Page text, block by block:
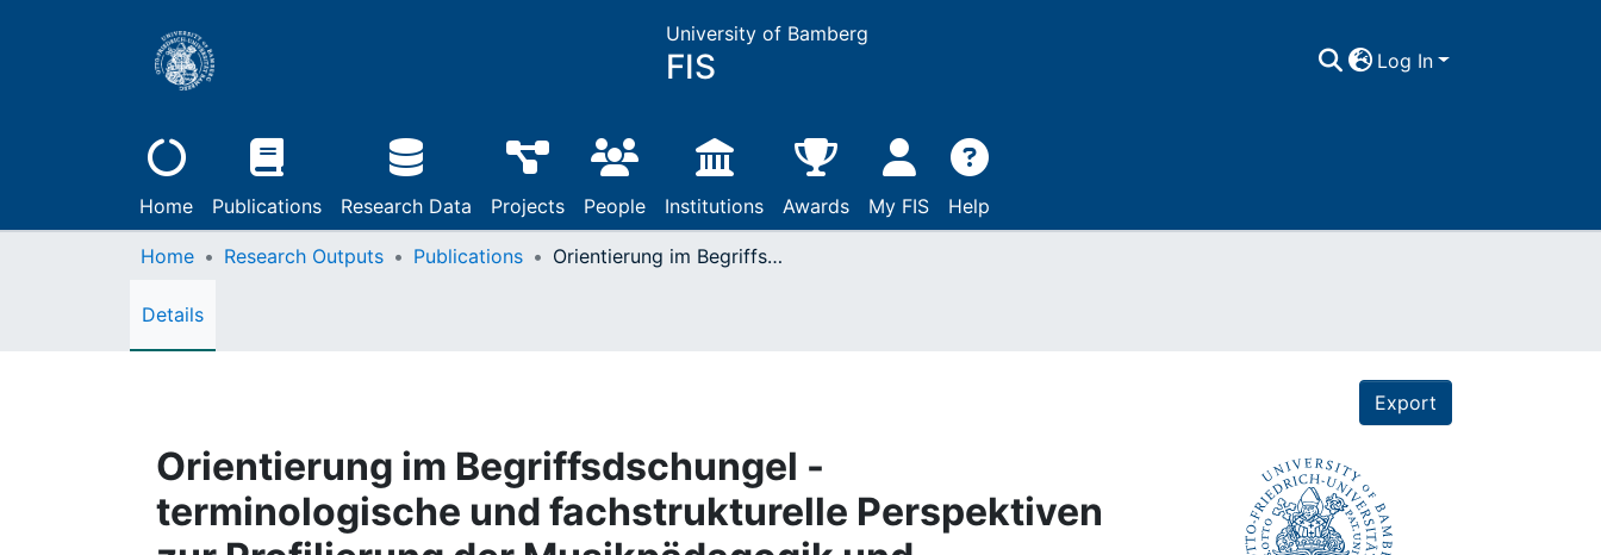
University of Bamberg
FIS Log In
Home Publications Research Data Projects People Institutions Awards My FIS Help
Home Research Outputs Publications Orientierung im Begriffsdschungel - terminologische und fachstrukturelle Perspektiven zur Profilierung der Musikpädagogik und Musikdidaktik
Details
Export
Orientierung im Begriffsdschungel -
terminologische und fachstrukturelle Perspektiven